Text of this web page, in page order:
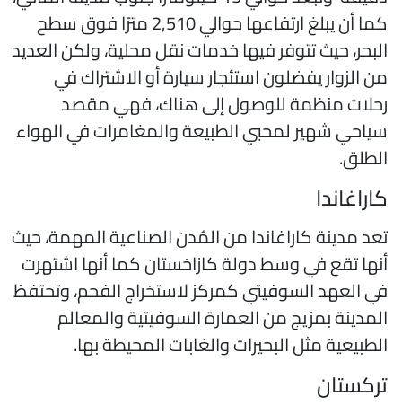
كما أن يبلغ ارتفاعها حوالي 2,510 مترًا فوق سطح
حيث تتوفر فيها خدمات نقل محلية، ولكن العديد
الزوار يفضلون استئجار سيارة أو الاشتراك في
منظمة للوصول إلى هناك، فهي مقصد
شهير لمحبي الطبيعة والمغامرات في الهواء
مدينة كاراغاندا من المُدن الصناعية المهمة، حيث
تقع في وسط دولة كازاخستان كما أنها اشتهرت
العهد السوفيتي كمركز لاستخراج الفحم، وتحتفظ
بمزيج من العمارة السوفيتية والمعالم
مثل البحيرات والغابات المحيطة بها.